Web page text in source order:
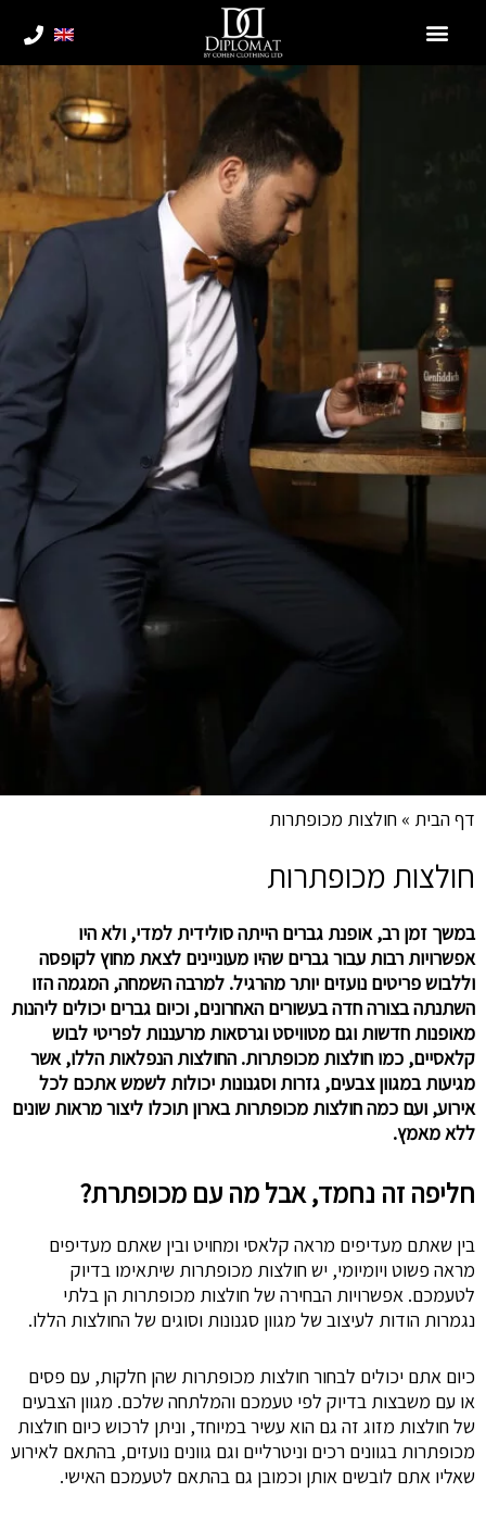
לתוכן
דף הבית » חולצות מכופתרות
חולצות מכופתרות
במשך זמן רב, אופנת גברים הייתה סולידית למדי, ולא היו
אפשרויות רבות עבור גברים שהיו מעוניינים לצאת מחוץ לקופסה
וללבוש פריטים נועזים יותר מהרגיל. למרבה השמחה, המגמה הזו
השתנתה בצורה חדה בעשורים האחרונים, וכיום גברים יכולים ליהנות
מאופנות חדשות וגם מטוויסט וגרסאות מרעננות לפריטי לבוש
קלאסיים, כמו חולצות מכופתרות. החולצות הנפלאות הללו, אשר
מגיעות במגוון צבעים, גזרות וסגנונות יכולות לשמש אתכם לכל
אירוע, ועם כמה חולצות מכופתרות בארון תוכלו ליצור מראות שונים
ללא מאמץ.
חליפה זה נחמד, אבל מה עם מכופתרת?
בין שאתם מעדיפים מראה קלאסי ומחויט ובין שאתם מעדיפים
מראה פשוט ויומיומי, יש חולצות מכופתרות שיתאימו בדיוק
לטעמכם. אפשרויות הבחירה של חולצות מכופתרות הן בלתי
נגמרות הודות לעיצוב של מגוון סגנונות וסוגים של החולצות הללו.
כיום אתם יכולים לבחור חולצות מכופתרות שהן חלקות, עם פסים
או עם משבצות בדיוק לפי טעמכם והמלתחה שלכם. מגוון הצבעים
של חולצות מזוג זה גם הוא עשיר במיוחד, וניתן לרכוש כיום חולצות
מכופתרות בגוונים רכים וניטרליים וגם גוונים נועזים, בהתאם לאירוע
שאליו אתם לובשים אותן וכמובן גם בהתאם לטעמכם האישי.